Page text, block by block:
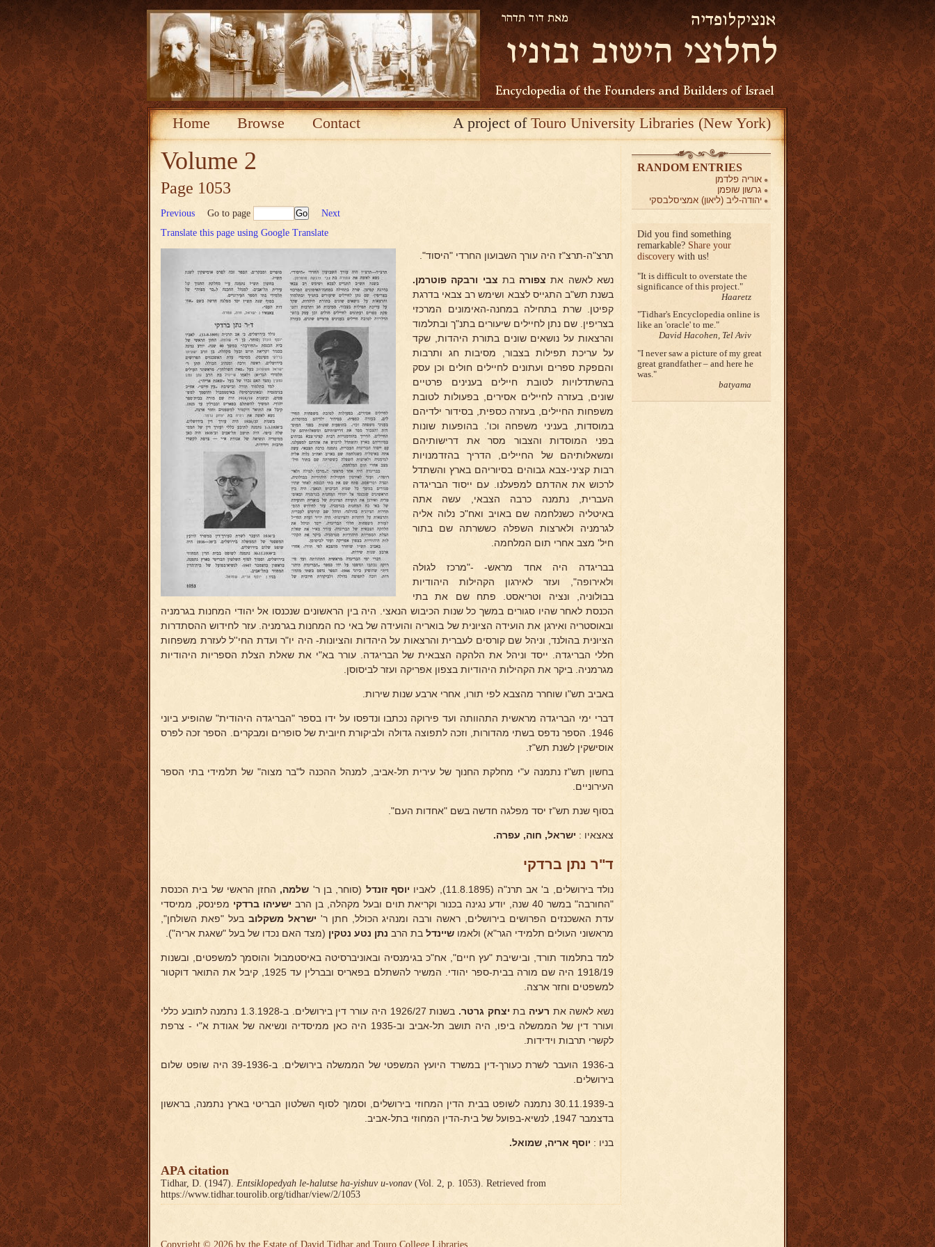
Home Browse Contact A project ofTouro University Libraries (New York)
Volume 2
Page 1053
Previous Go to page
Next
Translate this page using Google Translate
תרצ"ה-תרצ"ז היה עורך השבועון החרדי "היסוד".
נשא לאשה את צפורהבת צבי ורבקה פוטרמן.
בשנת תש"ב התגייס לצבא ושימש רב צבאי בדרגת
קפיטן. שרת בתחילה במחנה-האימונים המרכזי
בצריפין. שם נתן לחיילים שיעורים בתנ"ך ובתלמוד
והרצאות על נושאים שונים בתורת היהדות, שקד
על עריכת תפילות בצבור, מסיבות חג ותרבות
והםפקת ספרים ועתונים לחיילים חולים וכן עסק
בהשתדלויות לטובת חיילים בענינים פרטיים
שונים, בעזרה לחיילים אסירים, בפעולות לטובת
משפחות החיילים, בעזרה כספית, בסידור ילדיהם
במוסדות, בעניני משפחה וכו'. בהופעות שונות
בפני המוסדות והצבור מסר את דרישותיהם
ומשאלותיהם של החיילים, הדריך בהזדמנויות
רבות קציני-צבא גבוהים בסיוריהם בארץ והשתדל
לרכוש את אהדתם למפעלנו. עם ייסוד הבריגדה
העברית, נתמנה כרבה הצבאי, עשה אתה
באיטליה כשנלחמה שם באויב ואח"כ נלוה אליה
לגרמניה ולארצות השפלה כששרתה שם בתור
חיל' מצב אחרי תום המלחמה.
בבריגדה היה אחד מראש- -"מרכז לגולה
ולאירופה", ועזר לאירגון הקהילות היהודיות
בבולוניה, ונציה וטריאסט. פתח שם את בתי
הכנסת לאחר שהיו סגורים במשך כל שנות הכיבוש הנאצי. היה בין הראשונים שנכנסו אל יהודי המחנות בגרמניה
ובאוסטריה ואירגן את הועידה הציונית של בואריה והועידה של באי כח המחנות בגרמניה. עזר לחידוש ההסתדרות
הציונית בהולנד, וניהל שם קורסים לעברית והרצאות על היהדות והציונות- היה יו"ר ועדת החי''ל לעזרת משפחות
חללי הבריגדה. ייסד וניהל את הלהקה הצבאית של הבריגדה. עורר בא"י את שאלת הצלת הספריות היהודיות
מגרמניה. ביקר את הקהילות היהודיות בצפון אפריקה ועזר לביסוסן.
באביב תש"ו שוחרר מהצבא לפי תורו, אחרי ארבע שנות שירות.
דברי ימי הבריגדה מראשית התהוותה ועד פירוקה נכתבו ונדפסו על ידו בספר "הבריגדה היהודית" שהופיע ביוני
1946. הספר נדפס בשתי מהדורות, וזכה לתפוצה גדולה ולביקורת חיובית של סופרים ומבקרים. הספר זכה לפרס
אוסישקין לשנת תש"ז.
בחשון תש"ז נתמנה ע"י מחלקת החנוך של עירית תל-אביב, למנהל ההכנה ל"בר מצוה" של תלמידי בתי הספר
העירוניים.
בסוף שנת תש"ז יסד מפלגה חדשה בשם "אחדות העם".
צאצאיו : ישראל, חוה, עפרה.
ד"ר נתן ברדקי
נולד בירושלים, ב' אב תרנ"ה (11.8.1895), לאביו יוסף זונדל (סוחר, בן ר' שלמה, החזן הראשי של בית הכנסת
"החורבה" במשר 40 שנה, יודע נגינה בכנור וקריאת תוים ובעל מקהלה, בן הרב
ישעיהו ברדקי מפינסק, ממיסדי
עדת האשכנזים הפרושים בירושלים, ראשה ורבה ומנהיג הכולל, חתן ר' ישראל משקלוב בעל "פאת השולחן",
מראשוני העולים תלמידי הגר"א) ולאמו שיינדל בת הרב נתן נטע נטקין (מצד האם נכדו של בעל "שאגת אריה").
למד בתלמוד תורד, ובישיבת "עץ חיים", אח"כ בגימנסיה ובאוניברסיטה באיסטמבול והוסמך למשפטים, ובשנות
1918/19 היה שם מורה בבית-ספר יהודי. המשיר להשתלם בפאריס ובברלין עד 1925, קיבל את התואר דוקטור
למשפטים וחזר ארצה.
נשא לאשה את רעיה בתיצחק גרטר.
בשנות 1926/27 היה עורר דין בירושלים. ב-1.3.1928 נתמנה לתובע כללי
ועורר דין של הממשלה ביפו, היה תושב תל-אביב וב-1935 היה כאן ממיסדיה ונשיאה של אגודת א"י - צרפת
לקשרי תרבות וידידות.
ב-1936 הועבר לשרת כעורך-דין במשרד היועץ המשפטי של הממשלה בירושלים. ב-39-1936 היה שופט שלום
בירושלים.
ב-30.11.1939 נתמנה לשופט בבית הדין המחוזי בירושלים, וסמוך לסוף השלטון הבריטי בארץ נתמנה, בראשון
בדצמבר 1947, לנשיא-בפועל של בית-הדין המחוזי בתל-אביב.
בניו : יוסף אריה, שמואל.
APA citation
Tidhar, D. (1947). Entsiklopedyah le-halutse ha-yishuv u-vonav(Vol. 2, p. 1053). Retrieved from
https://www.tidhar.tourolib.org/tidhar/view/2/1053
RANDOM ENTRIES
אוריה פלדמן
גרשון שופמן
יהודה-ליב (ליאון) אמציסלבסקי
Did you find something
remarkable? Share your
discovery with us!
It is difficult to overstate the
significance of this project.
Haaretz
Tidhar's Encyclopedia online is
like an 'oracle' to me.
David Hacohen, Tel Aviv
I never saw a picture of my great
great grandfather – and here he
was.
batyama
Copyright © 2026 by the Estate of David Tidhar and Touro College Libraries